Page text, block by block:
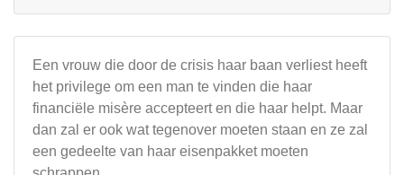
Een vrouw die door de crisis haar baan verliest heeft
het privilege om een man te vinden die haar
financiële misère accepteert en die haar helpt. Maar
dan zal er ook wat tegenover moeten staan en ze zal
een gedeelte van haar eisenpakket moeten